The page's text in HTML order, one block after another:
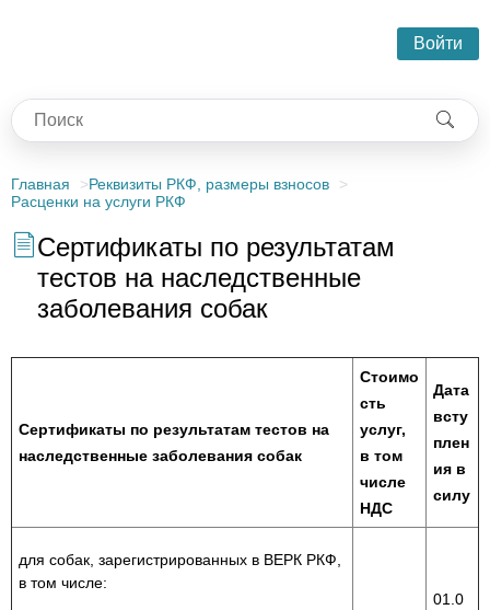
Войти
Главная
Реквизиты РКФ, размеры взносов
Расценки на услуги РКФ
Сертификаты по результатам
тестов на наследственные
заболевания собак
Сертификаты по результатам тестов на
наследственные заболевания собак
Стоимо
сть
услуг,
в том
числе
НДС
Дата
всту
плен
ия в
силу
для собак, зарегистрированных в ВЕРК РКФ,
в том числе:
01.0